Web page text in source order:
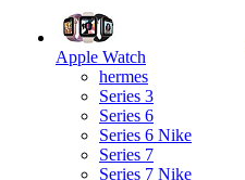
Apple Watch
hermes
Series 3
Series 6
Series 6 Nike
Series 7
Series 7 Nike